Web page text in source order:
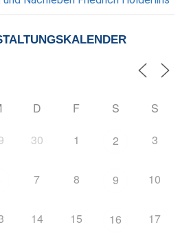
D F S S
30 1 2 3
7 8 9 10
14 15 16 17